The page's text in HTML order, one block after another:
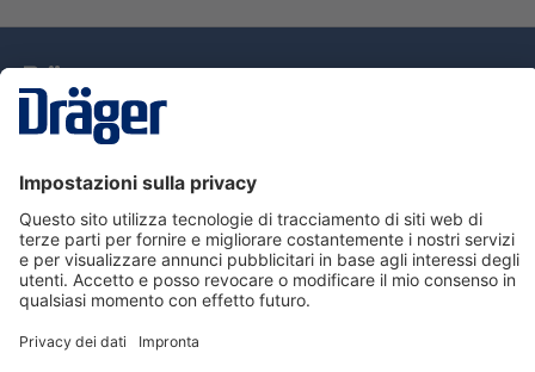
Assistenza
Informazioni su Dräger
Informazioni